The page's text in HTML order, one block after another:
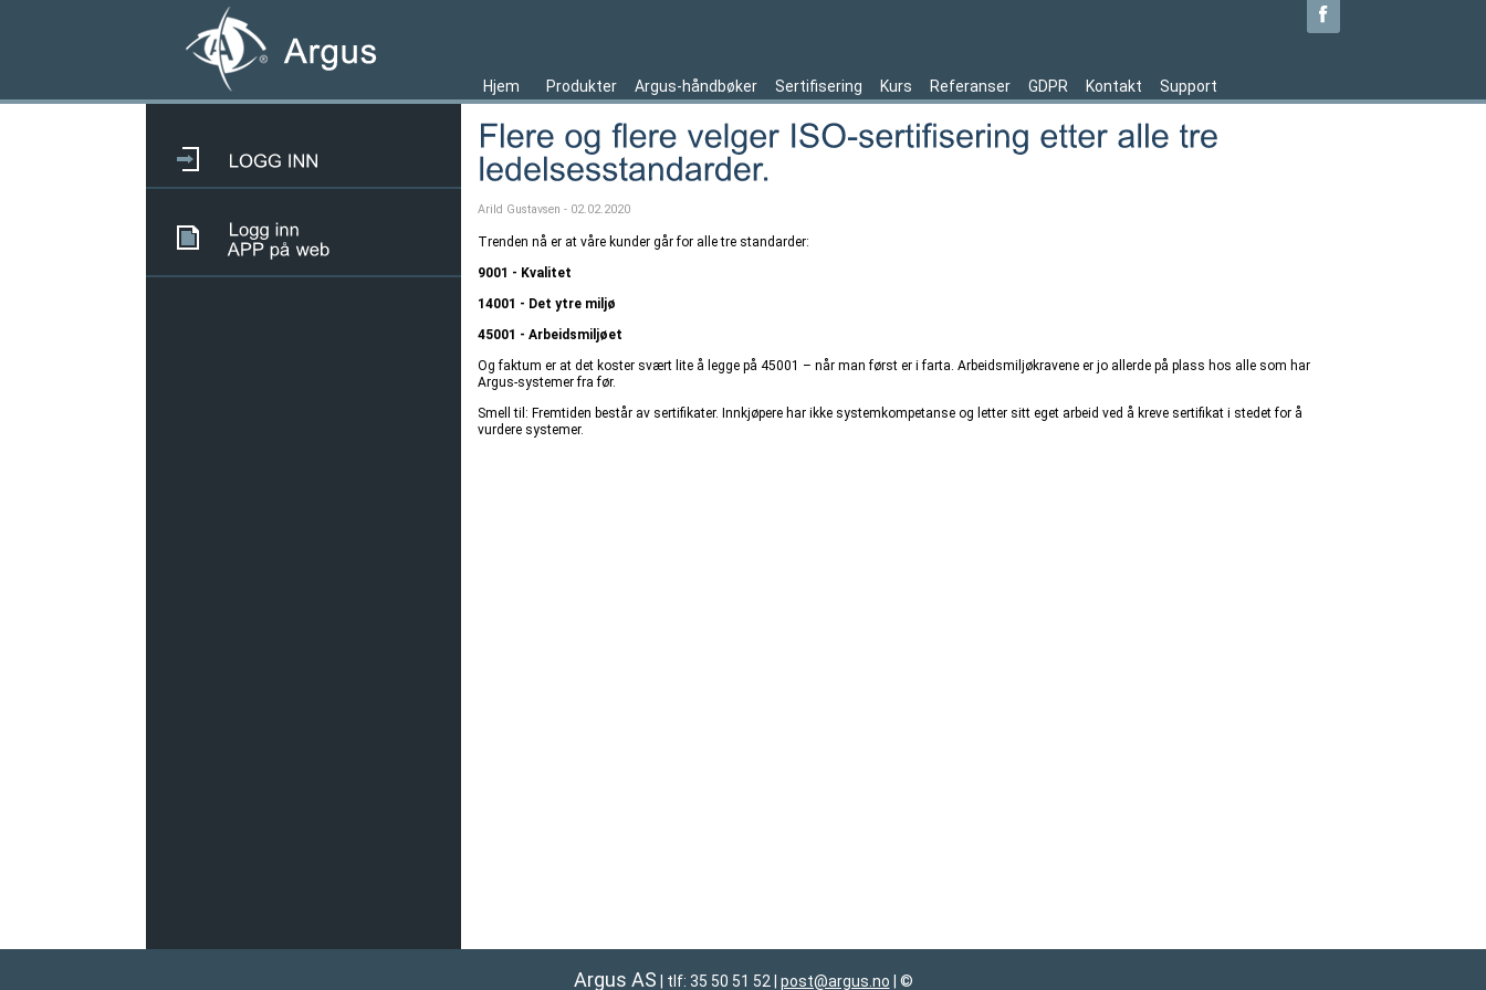
Hjem Produkter Argus-håndbøker Sertifisering Kurs Referanser GDPR Kontakt Support
Arild Gustavsen - 02.02.2020
Trenden nå er at våre kunder går for alle tre standarder:
9001 - Kvalitet
14001 - Det ytre miljø
45001 - Arbeidsmiljøet
Og faktum er at det koster svært lite å legge på 45001 – når man først er i farta. Arbeidsmiljøkravene er jo allerde på plass hos alle som har
Argus-systemer fra før.
Smell til: Fremtiden består av sertifikater. Innkjøpere har ikke systemkompetanse og letter sitt eget arbeid ved å kreve sertifikat i stedet for å
vurdere systemer.
Argus AS | tlf: 35 50 51 52 post@argus.no ©